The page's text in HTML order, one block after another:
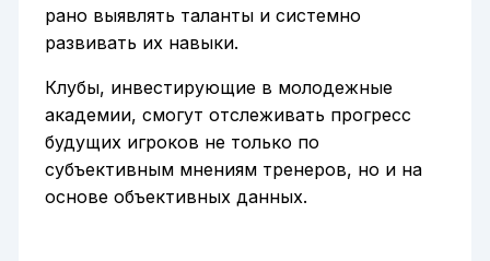
рано выявлять таланты и системно
развивать их навыки.
Клубы, инвестирующие в молодежные
академии, смогут отслеживать прогресс
будущих игроков не только по
субъективным мнениям тренеров, но и на
основе объективных данных.